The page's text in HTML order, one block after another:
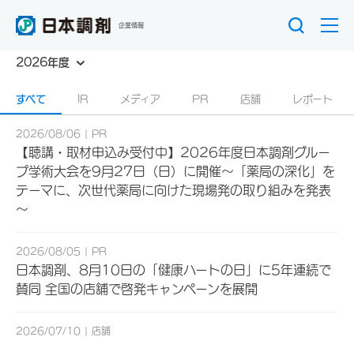
企業情報
2026年度
すべて IR メディア PR 店舗 レポート
2026/08/06 PR
【聴講・取材申込み受付中】2026年度日本調剤グルー
プ学術大会を9月27日（日）に開催～「薬局の深化」を
テーマに、次世代薬局に向けた現場発の取り組みを発表
～
2026/08/05 PR
日本調剤、8月10日の「健康ハートの日」に5年連続で
賛同 全国の店舗で啓発キャンペーンを展開
2026/07/10 店舗